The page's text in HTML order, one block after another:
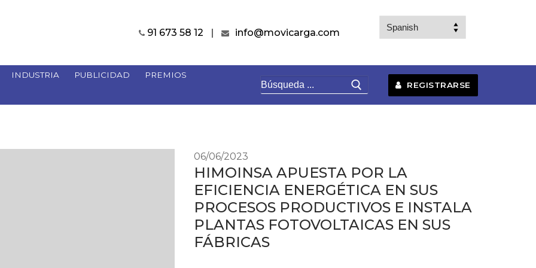
91 673 58 12 info@movicarga.com
INDUSTRIA PUBLICIDAD PREMIOS
Buscar: REGISTRARSE
06/06/2023
HIMOINSA APUESTA POR LA
EFICIENCIA ENERGÉTICA EN SUS
PROCESOS PRODUCTIVOS E INSTALA
PLANTAS FOTOVOLTAICAS EN SUS
FÁBRICAS